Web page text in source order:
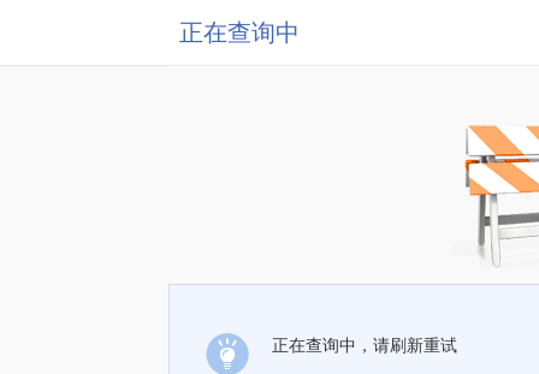
正在查询中
正在查询中，请刷新重试